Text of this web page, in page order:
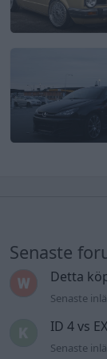
Senaste
Detta
Senaste
ID 4 vs
Senaste